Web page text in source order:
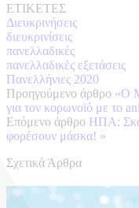
ΕΤΙΚΕΤΕΣ
Διευκρινήσεις
διευκρινίσεις
πανελλαδικές
πανελλαδικές εξετάσεις
Πανελλήνιες 2020
Προηγούμενο άρθρο «Ο
για τον κορωνοϊό με το
Επόμενο άρθρο ΗΠΑ:
φορέσουν μάσκα! »
Σχετικά Άρθρα